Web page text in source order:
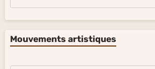
Mouvements artistiques